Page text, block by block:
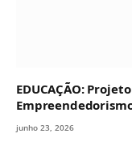
EDUCAÇÃO:
junho 23, 2026